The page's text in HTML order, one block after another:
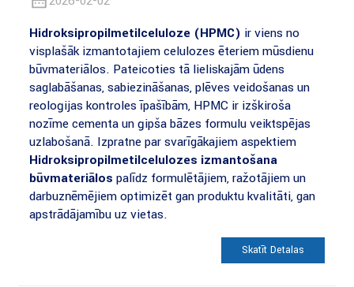
Hidroksipropilmetilceluloze (HPMC) ir viens no
visplašāk izmantotajiem celulozes ēteriem mūsdienu
būvmateriālos. Pateicoties tā lieliskajām ūdens
saglabāšanas, sabiezināšanas, plēves veidošanas un
reoloģijas kontroles īpašībām, HPMC ir izšķiroša
nozīme cementa un ģipša bāzes formulu veiktspējas
uzlabošanā. Izpratne par svarīgākajiem aspektiem
Hidroksipropilmetilcelulozes izmantošana
būvmateriālos palīdz formulētājiem, ražotājiem un
darbuzņēmējiem optimizēt gan produktu kvalitāti, gan
apstrādājamību uz vietas.
Skatīt Detaļas